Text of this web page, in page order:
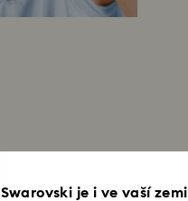
Swarovski je i ve vaší zemi